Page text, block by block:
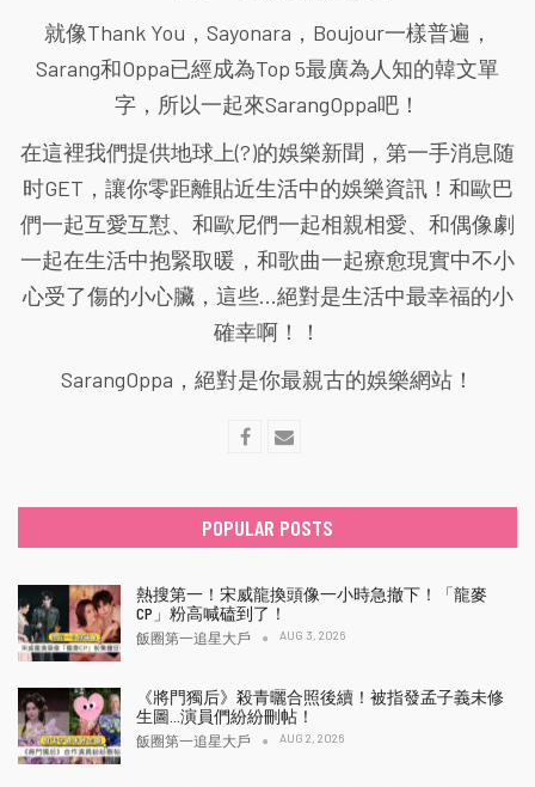
就像Thank You，Sayonara，Boujour一樣普遍，
Sarang和Oppa已經成為Top 5最廣為人知的韓文單
字，所以一起來SarangOppa吧！
在這裡我們提供地球上(?)的娛樂新聞，第一手消息随
时GET，讓你零距離貼近生活中的娛樂資訊！和歐巴
們一起互愛互懟、和歐尼們一起相親相愛、和偶像劇
一起在生活中抱緊取暖，和歌曲一起療愈現實中不小
心受了傷的小心臟，這些...絕對是生活中最幸福的小
確幸啊！！
SarangOppa，絕對是你最親古的娛樂網站！
POPULAR POSTS
熱搜第一！宋威龍換頭像一小時急撤下！「龍麥
CP」粉高喊磕到了！
飯圈第一追星大戶 AUG 3, 2026
《將門獨后》殺青曬合照後續！被指發孟子義未修
生圖…演員們紛紛刪帖！
飯圈第一追星大戶 AUG 2, 2026